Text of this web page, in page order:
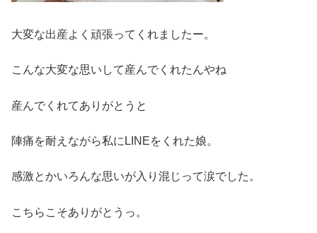
大変な出産よく頑張ってくれましたー。
こんな大変な思いして産んでくれたんやね
産んでくれてありがとうと
陣痛を耐えながら私にLINEをくれた娘。
感激とかいろんな思いが入り混じって涙でした。
こちらこそありがとうっ。